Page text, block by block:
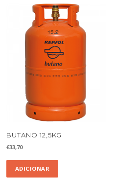
BUTANO 12,5KG
€33,70
ADICIONAR